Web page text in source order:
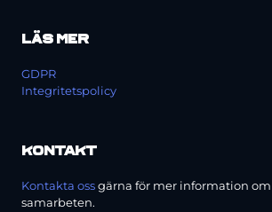
Kontakt
Kontakta oss gärna för mer information
samarbeten.
Läs mer
GDPR
Integritetspolicy